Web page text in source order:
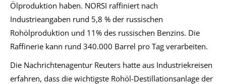
Ölproduktion haben. NORSI raffiniert nach
Industrieangaben rund 5,8 % der russischen
Rohölproduktion und 11% des russischen Benzins. Die
Raffinerie kann rund 340.000 Barrel pro Tag verarbeiten.
Die Nachrichtenagentur Reuters hatte aus Industriekreisen
erfahren, dass die wichtigste Rohöl-Destillationsanlage der